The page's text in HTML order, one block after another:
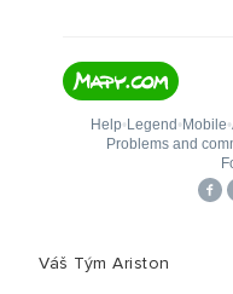
Váš Tým Ariston